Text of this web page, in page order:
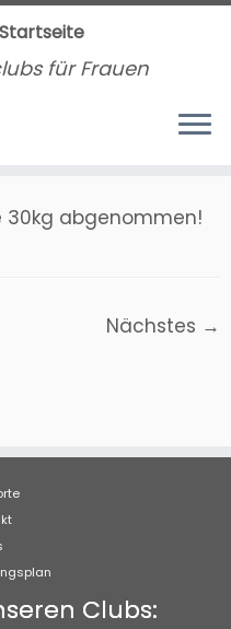
für Frauen
30kg abgenommen!
Nächstes →
Clubs: